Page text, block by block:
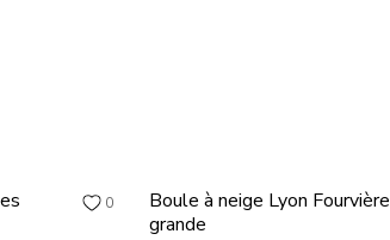
0
Boule à neige Lyon Fourvière
grande